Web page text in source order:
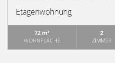
Etagenwohnung
72 m²
WOHNFLÄCHE
2
ZIMMER